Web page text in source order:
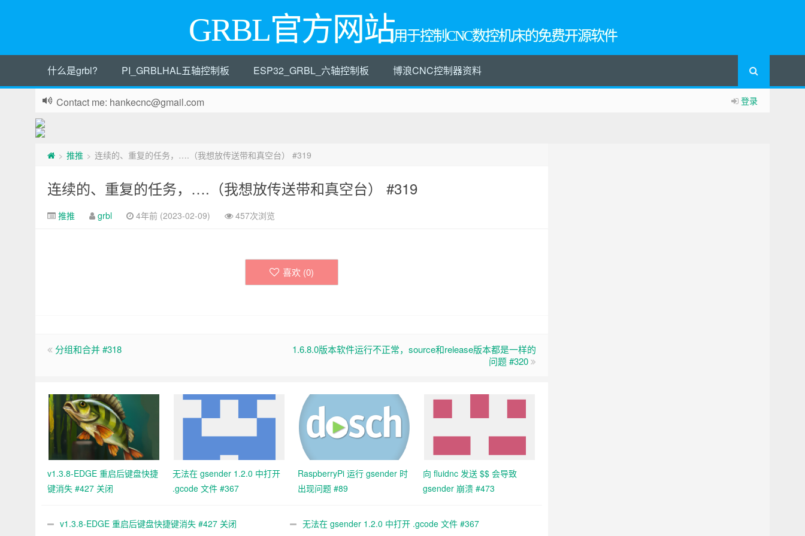
GRBL官方网站用于控制CNC数控机床的免费开源软件
什么是grbl? PI_GRBLHAL五轴控制板 ESP32_GRBL_六轴控制板 博浪CNC控制器资料
登录
Contact me: hankecnc@gmail.com
> 推推 > 连续的、重复的任务，….（我想放传送带和真空台） #319
连续的、重复的任务，….（我想放传送带和真空台） #319
推推 grbl 4年前 (2023-02-09) 457次浏览
喜欢 (0)
分组和合并 #318
1.6.8.0版本软件运行不正常，source和release版本都是一样的
问题 #320
v1.3.8-EDGE 重启后键盘快捷
键消失 #427 关闭
无法在 gsender 1.2.0 中打开
.gcode 文件 #367
RaspberryPi 运行 gsender 时
出现问题 #89
向 fluidnc 发送 $$ 会导致
gsender 崩溃 #473
v1.3.8-EDGE 重启后键盘快捷键消失 #427 关闭
无法在 gsender 1.2.0 中打开 .gcode 文件 #367